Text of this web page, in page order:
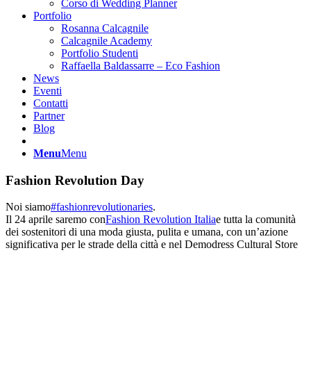
Corso di Wedding Planner
Portfolio
Rosanna Calcagnile
Calcagnile Academy
Portfolio Studenti
Raffaella Baldassarre – Eco Fashion
News
Eventi
Contatti
Partner
Blog
MenuMenu
Fashion Revolution Day
Noi siamo#fashionrevolutionaries.
Il 24 aprile saremo conFashion Revolution Italiae tutta la comunità
dei sostenitori di una moda giusta, pulita e umana, con un’azione
significativa per le strade della città e nel Demodress Cultural Store